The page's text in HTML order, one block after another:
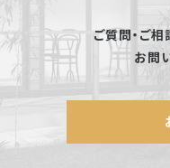
ご質問・ご相
お問